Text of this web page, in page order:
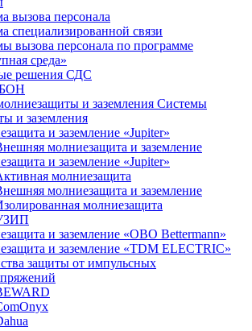
вызова персонала
специализированной связи
вызова персонала по программе
среда»
решения СДС
Системы
и заземления
и заземление «Jupiter»
молниезащита и заземление
и заземление «Jupiter»
молниезащита
молниезащита и заземление
молниезащита
и заземление «OBO Bettermann»
и заземление «TDM ЕLECTRIC»
защиты от импульсных